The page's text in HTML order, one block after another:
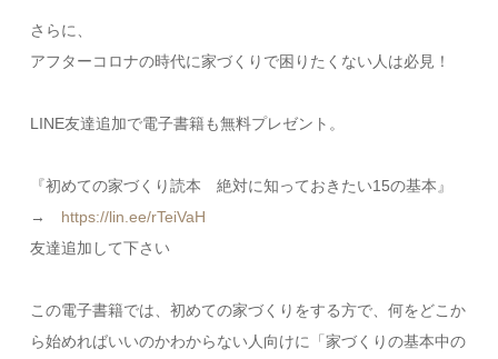
さらに、
アフターコロナの時代に家づくりで困りたくない人は必見！
LINE友達追加で電子書籍も無料プレゼント。
『初めての家づくり読本 絶対に知っておきたい15の基本』
→ https://lin.ee/rTeiVaH
友達追加して下さい
この電子書籍では、初めての家づくりをする方で、何をどこか
ら始めればいいのかわからない人向けに「家づくりの基本中の